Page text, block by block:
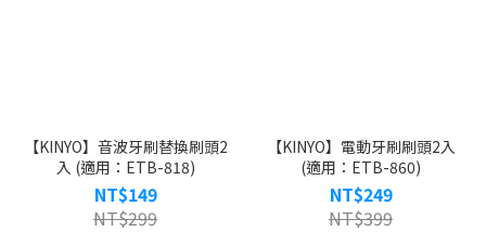
【KINYO】音波牙刷替換刷頭2
入 (適用：ETB-818)
NT$149
NT$299
【KINYO】電動牙刷刷頭2入
(適用：ETB-860)
NT$249
NT$399